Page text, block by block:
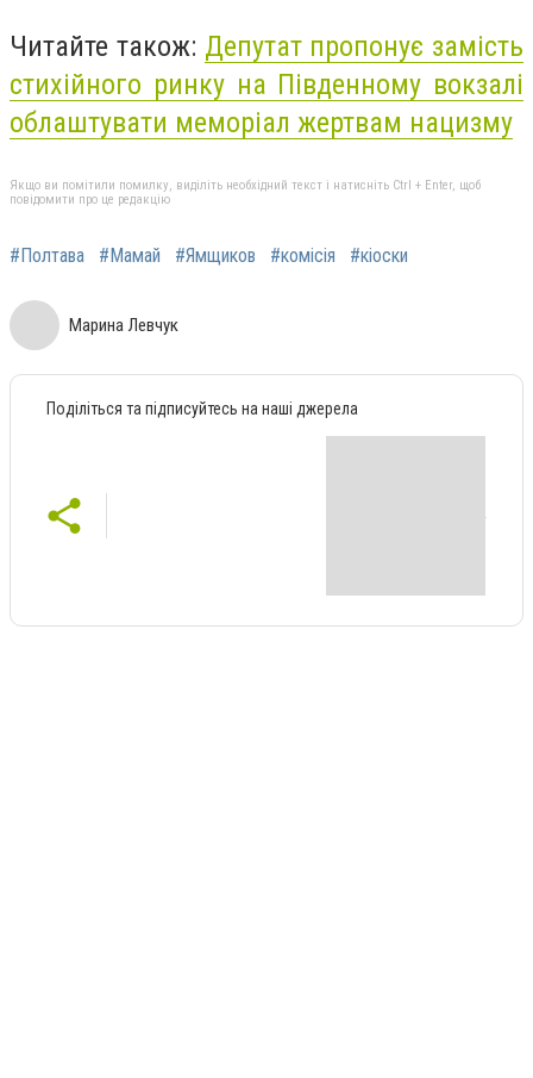
Читайте також: Депутат пропонує замість
стихійного ринку на Південному вокзалі
облаштувати меморіал жертвам нацизму
Якщо ви помітили помилку, виділіть необхідний текст і натисніть Ctrl + Enter, щоб
повідомити про це редакцію
#Полтава #Мамай #Ямщиков #комісія #кіоски
Марина Левчук
Поділіться та підписуйтесь на наші джерела